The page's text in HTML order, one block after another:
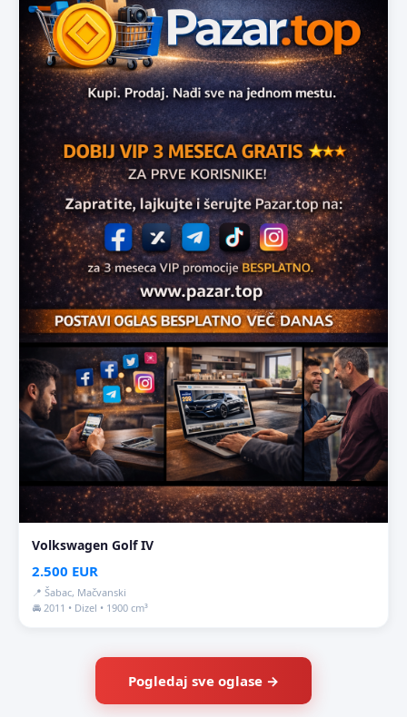
Volkswagen Golf IV
2.500 EUR
📍 Šabac, Mačvanski
🚘 2011 • Dizel • 1900 cm³
Pogledaj sve oglase →